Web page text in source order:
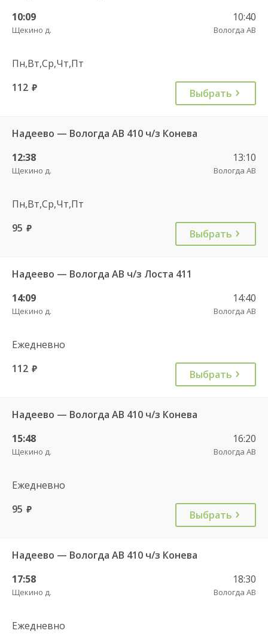
10:09
Щекино д.
10:40
Вологда АВ
Пн,Вт,Ср,Чт,Пт
112 руб. Выбрать
Надеево — Вологда АВ 410 ч/з Конева
12:38
Щекино д.
13:10
Вологда АВ
Пн,Вт,Ср,Чт,Пт
95 руб. Выбрать
Надеево — Вологда АВ ч/з Лоста 411
14:09
Щекино д.
14:40
Вологда АВ
Ежедневно
112 руб. Выбрать
Надеево — Вологда АВ 410 ч/з Конева
15:48
Щекино д.
16:20
Вологда АВ
Ежедневно
95 руб. Выбрать
Надеево — Вологда АВ 410 ч/з Конева
17:58
Щекино д.
18:30
Вологда АВ
Ежедневно